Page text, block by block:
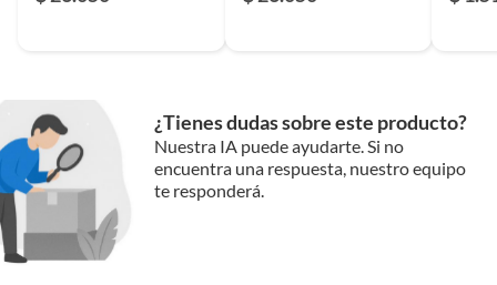
¿Tienes dudas sobre este producto?
Nuestra IA puede ayudarte. Si no
encuentra una respuesta, nuestro equipo
te responderá.